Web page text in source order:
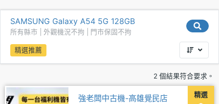
SAMSUNG Galaxy A54 5G 128GB
所有縣市 | 外觀機況不拘 | 門市保固不拘
精選推薦
2 個結果符合要求。
精選
強老闆中古機-高雄覺民店